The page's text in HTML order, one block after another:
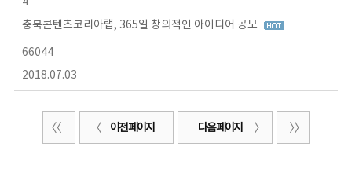
충북콘텐츠코리아랩, 365일 창의적인 아이디어 공모
66044
2018.07.03
이전 페이지 다음 페이지